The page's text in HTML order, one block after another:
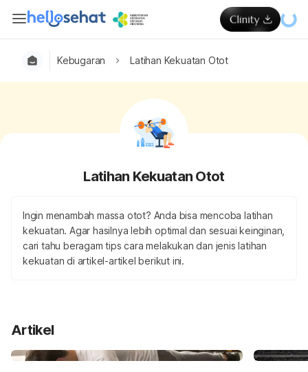
Kebugaran Latihan Kekuatan Otot
Latihan Kekuatan Otot
Ingin menambah massa otot? Anda bisa mencoba latihan
kekuatan. Agar hasilnya lebih optimal dan sesuai keinginan,
cari tahu beragam tips cara melakukan dan jenis latihan
kekuatan di artikel-artikel berikut ini.
Artikel